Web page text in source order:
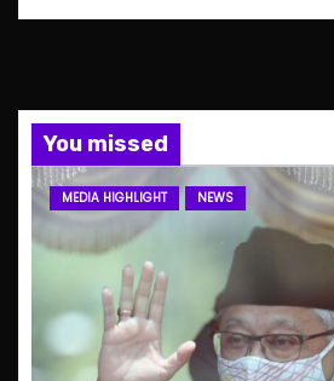
You missed
MEDIA HIGHLIGHT NEWS